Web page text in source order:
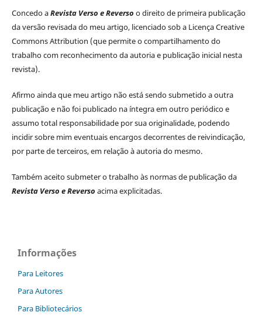
Concedo aRevista Verso e Reverso o direito de primeira publicação
da versão revisada do meu artigo, licenciado sob a Licença Creative
Commons Attribution (que permite o compartilhamento do
trabalho com reconhecimento da autoria e publicação inicial nesta
revista).
Afirmo ainda que meu artigo não está sendo submetido a outra
publicação e não foi publicado na íntegra em outro periódico e
assumo total responsabilidade por sua originalidade, podendo
incidir sobre mim eventuais encargos decorrentes de reivindicação,
por parte de terceiros, em relação à autoria do mesmo.
Também aceito submeter o trabalho às normas de publicação da
Revista Verso e Reverso acima explicitadas.
Informações
Para Leitores
Para Autores
Para Bibliotecários